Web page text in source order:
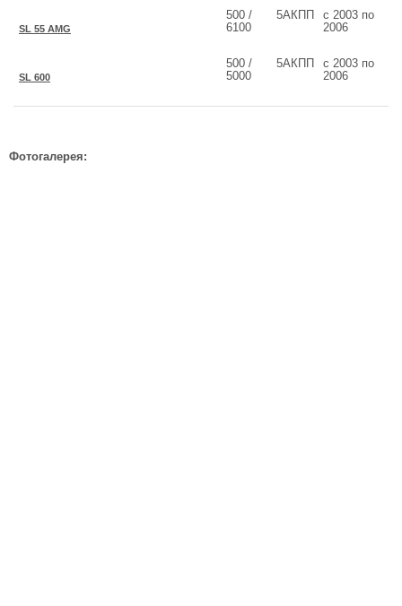
SL 55 AMG
500 /
6100
5АКПП
с 2003 по
2006
SL 600
500 /
5000
5АКПП
с 2003 по
2006
Фотогалерея: